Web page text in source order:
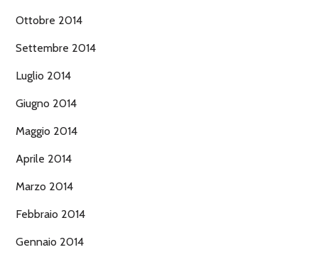
Ottobre 2014
Settembre 2014
Luglio 2014
Giugno 2014
Maggio 2014
Aprile 2014
Marzo 2014
Febbraio 2014
Gennaio 2014